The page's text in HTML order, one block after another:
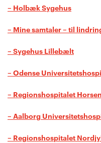
– Holbæk Sygehus
– Mine samtaler – til
– Sygehus Lillebælt
– Odense
– Regionshospitalet
– Aalborg
– Regionshospitalet